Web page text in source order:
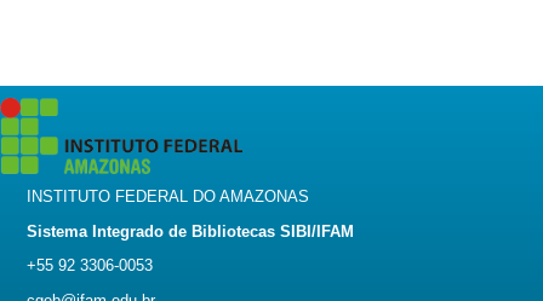
INSTITUTO FEDERAL DO AMAZONAS
Sistema Integrado de Bibliotecas SIBI/IFAM
+55 92 3306-0053